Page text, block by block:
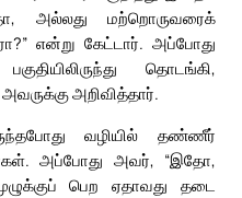
அல்லது மற்றொருவரைக்
என்று கேட்டார். அப்போது
தொடங்கி,
அறிவித்தார்.
வழியில் தண்ணீர்
அப்போது அவர், “இதோ,
பெற ஏதாவது தடை